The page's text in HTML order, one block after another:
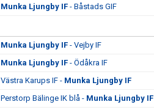
Munka Ljungby IF - Båstads GIF
Munka Ljungby IF - Vejby IF
Munka Ljungby IF - Ödåkra IF
Västra Karups IF - Munka Ljungby IF
Perstorp Bälinge IK blå - Munka Ljungby IF